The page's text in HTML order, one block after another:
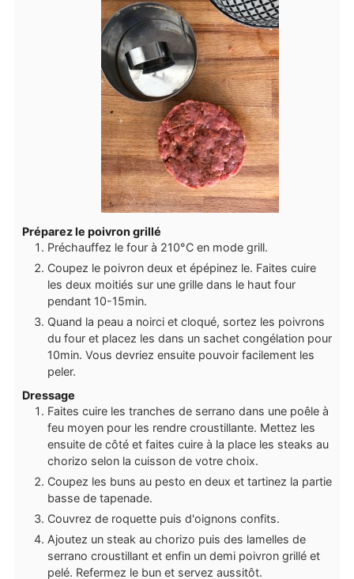
Préparez le poivron grillé
Préchauffez le four à 210°C en mode grill.
Coupez le poivron deux et épépinez le. Faites cuire
les deux moitiés sur une grille dans le haut four
pendant 10-15min.
Quand la peau a noirci et cloqué, sortez les poivrons
du four et placez les dans un sachet congélation pour
10min. Vous devriez ensuite pouvoir facilement les
peler.
Dressage
Faites cuire les tranches de serrano dans une poêle à
feu moyen pour les rendre croustillante. Mettez les
ensuite de côté et faites cuire à la place les steaks au
chorizo selon la cuisson de votre choix.
Coupez les buns au pesto en deux et tartinez la partie
basse de tapenade.
Couvrez de roquette puis d'oignons confits.
Ajoutez un steak au chorizo puis des lamelles de
serrano croustillant et enfin un demi poivron grillé et
pelé. Refermez le bun et servez aussitôt.